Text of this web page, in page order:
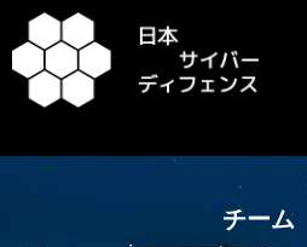
容
を
ッ
チーム